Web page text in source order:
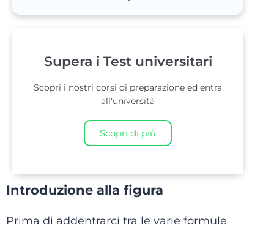
Supera i Test universitari
Scopri i nostri corsi di preparazione ed entra
all'università
Scopri di più
Introduzione alla figura
Prima di addentrarci tra le varie formule